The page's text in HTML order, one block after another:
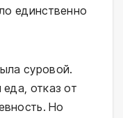
единственно
суровой.
отказ от
Но